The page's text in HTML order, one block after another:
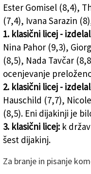
Ester Gomisel (8,4),
(7,4), Ivana Sarazin
1. klasični licej -
Nina Pahor (9,3),
(8,5), Nada Tavčar
ocenjevanje
2. klasični licej -
Hauschild (7,7),
(8,5). Eni dijakinji je
3. klasični licej: k
šest dijakinj.
Za branje in pisanje